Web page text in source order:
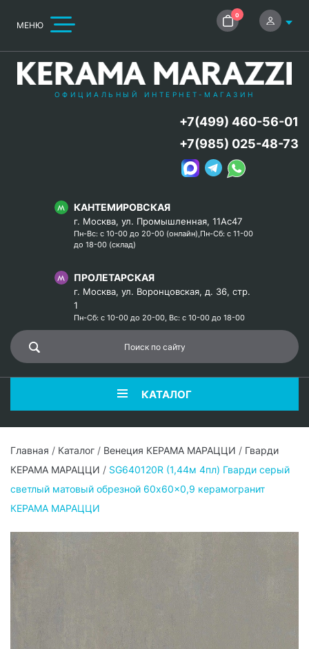
МЕНЮ
0
ОФИЦИАЛЬНЫЙ ИНТЕРНЕТ-МАГАЗИН
КАНТЕМИРОВСКАЯ
г. Москва, ул. Промышленная, 11Ас47
Пн-Вс: с 10-00 до 20-00 (онлайн),Пн-Сб: с 11-00
до 18-00 (склад)
ПРОЛЕТАРСКАЯ
г. Москва, ул. Воронцовская, д. 36, стр.
1
Пн-Сб: с 10-00 до 20-00, Вс: с 10-00 до 18-00
+7(499) 460-56-01
+7(985) 025-48-73
КАТАЛОГ
Главная / Каталог / Венеция КЕРАМА МАРАЦЦИ / Гварди
КЕРАМА МАРАЦЦИ / SG640120R (1,44м 4пл) Гварди серый
светлый матовый обрезной 60x60x0,9 керамогранит
КЕРАМА МАРАЦЦИ